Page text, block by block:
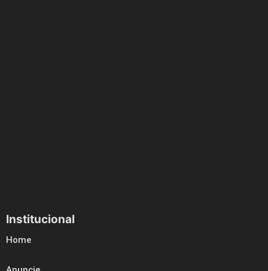
Institucional
Home